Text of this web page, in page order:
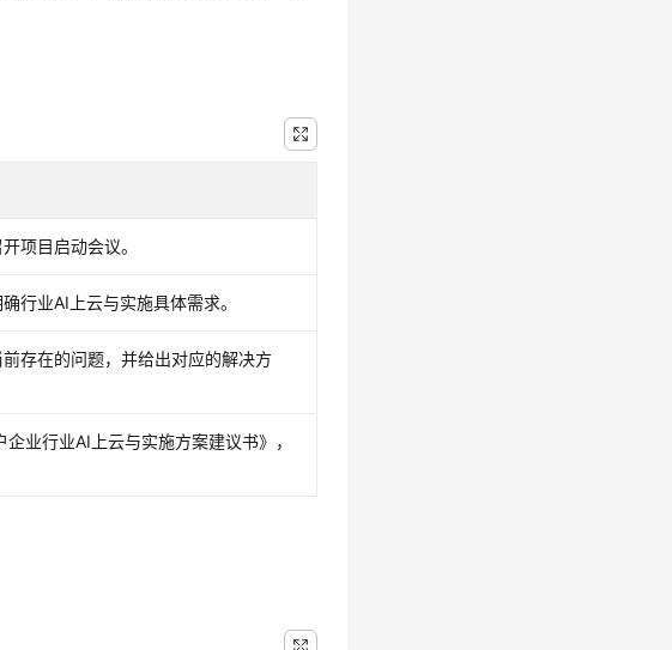
项目启动会议。
行业AI上云与实施具体需求。
存在的问题，并给出对应的解决方
业行业AI上云与实施方案建议书》，